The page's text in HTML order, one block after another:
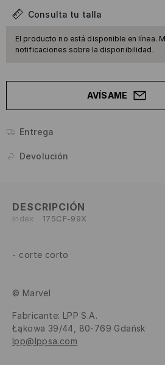
Consulta tu talla
El producto no está disponible en línea.
notificaciones sobre la disponibilidad.
AVÍSAME
Entrega
Devolución
DESCRIPCIÓN
Index 175CF-99X
corte corto
© Marvel
Fabricante: LPP S.A.
Łąkowa 39/44, 80-769 Gdańsk
lpp@lppsa.com